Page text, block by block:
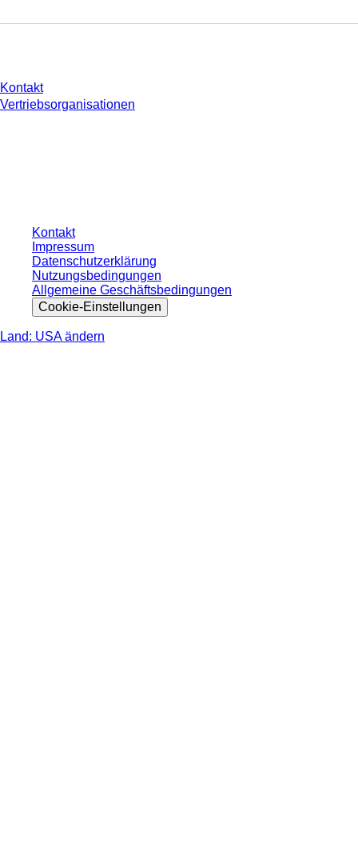
Kontakt
Vertriebsorganisationen
Kontakt
Impressum
Datenschutzerklärung
Nutzungsbedingungen
Allgemeine Geschäftsbedingungen
Cookie-Einstellungen
Land: USA ändern